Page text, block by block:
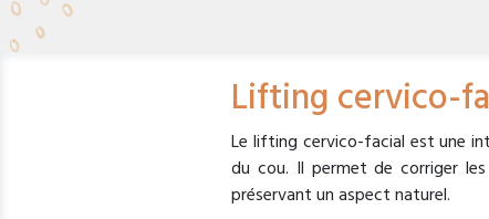
Lifting cervico-
Le lifting cervico-facial est une
du cou. Il permet de corriger
préservant un aspect naturel.